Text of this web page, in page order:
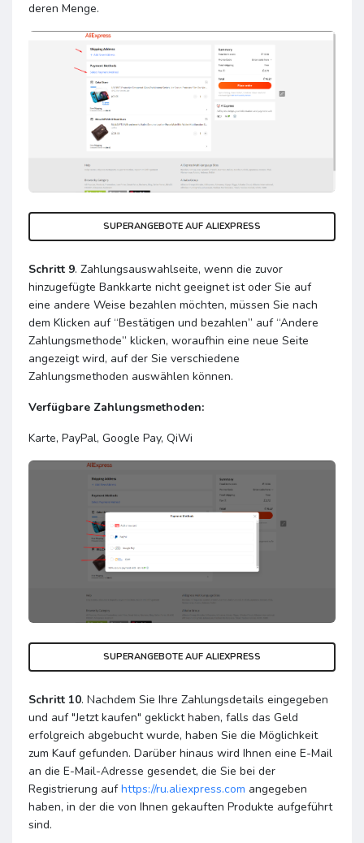
deren Menge.
SUPERANGEBOTE AUF ALIEXPRESS
Schritt 9. Zahlungsauswahlseite, wenn die zuvor
hinzugefügte Bankkarte nicht geeignet ist oder Sie auf
eine andere Weise bezahlen möchten, müssen Sie nach
dem Klicken auf “Bestätigen und bezahlen” auf “Andere
Zahlungsmethode” klicken, woraufhin eine neue Seite
angezeigt wird, auf der Sie verschiedene
Zahlungsmethoden auswählen können.
Verfügbare Zahlungsmethoden:
Karte, PayPal, Google Pay, QiWi
SUPERANGEBOTE AUF ALIEXPRESS
Schritt 10. Nachdem Sie Ihre Zahlungsdetails eingegeben
und auf "Jetzt kaufen" geklickt haben, falls das Geld
erfolgreich abgebucht wurde, haben Sie die Möglichkeit
zum Kauf gefunden. Darüber hinaus wird Ihnen eine E-Mail
an die E-Mail-Adresse gesendet, die Sie bei der
Registrierung aufhttps://ru.aliexpress.com angegeben
haben, in der die von Ihnen gekauften Produkte aufgeführt
sind.